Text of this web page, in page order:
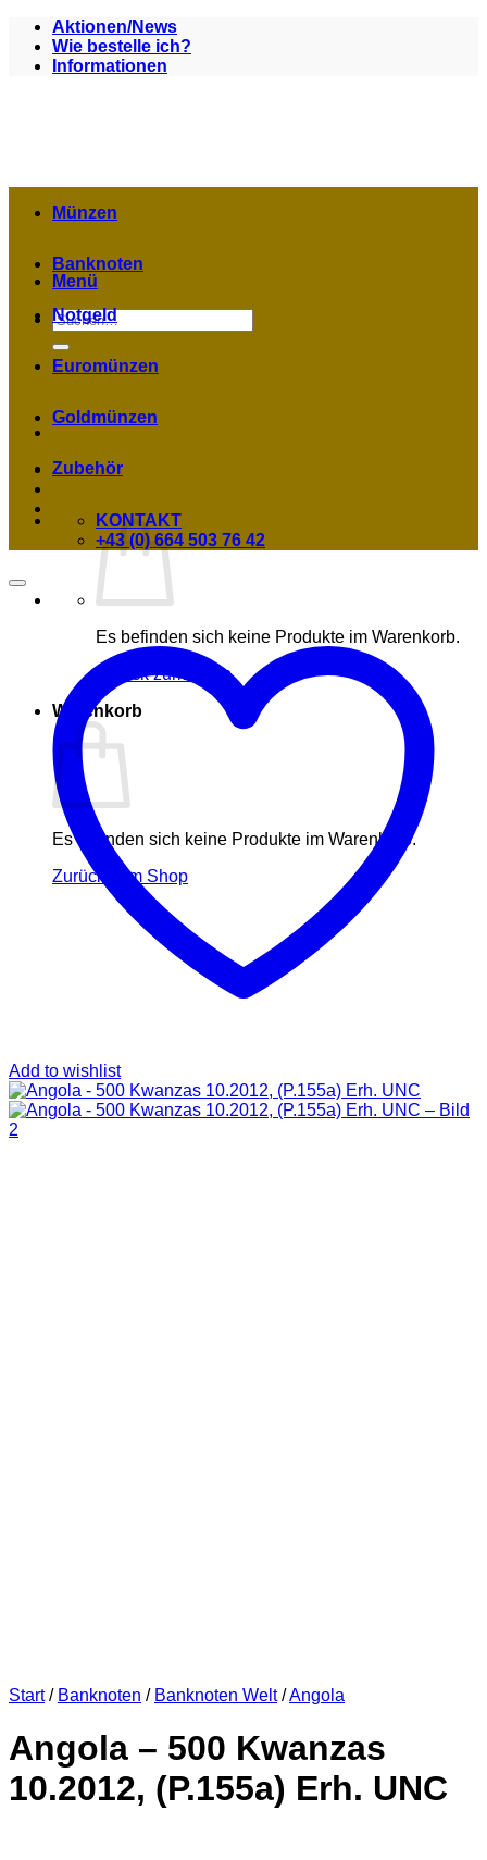
Zum
Inhalt
springen
Aktionen/News
Wie bestelle ich?
Informationen
Menü
Suchen
nach:
Es befinden sich keine Produkte im Warenkorb.
Zurück zum Shop
Warenkorb
Es befinden sich keine Produkte im Warenkorb.
Zurück zum Shop
Münzen
Banknoten
Notgeld
Euromünzen
Goldmünzen
Zubehör
KONTAKT
+43 (0) 664 503 76 42
Add to wishlist
Start / Banknoten / Banknoten Welt /Angola
Angola – 500 Kwanzas
10.2012, (P.155a) Erh. UNC